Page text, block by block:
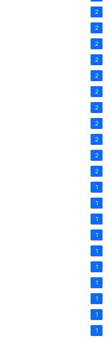
2
2
2
2
2
2
2
2
2
2
2
1
1
1
1
1
1
1
1
1
1